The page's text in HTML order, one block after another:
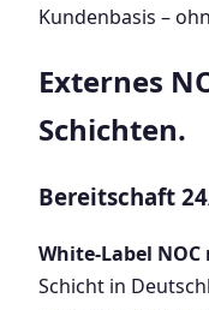
Kundenbasis –
Externes
Schichten.
Bereitschaft
White-Label NOC
Schicht in